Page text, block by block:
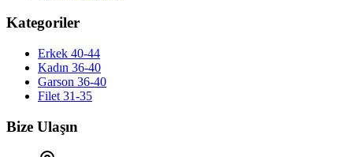
Kategoriler
Erkek 40-44
Kadın 36-40
Garson 36-40
Filet 31-35
Bize Ulaşın